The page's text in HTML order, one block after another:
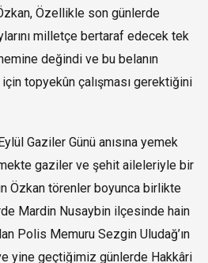
Özellikle son günlerde
milletçe bertaraf edecek tek
değindi ve bu belanın
topyekûn çalışması gerektiğini
Gaziler Günü anısına yemek
gaziler ve şehit aileleriyle bir
Özkan törenler boyunca birlikte
Mardin Nusaybin ilçesinde hain
Polis Memuru Sezgin Uludağ’ın
yine geçtiğimiz günlerde Hakkâri